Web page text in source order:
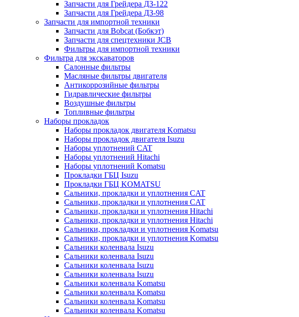
Запчасти для Грейдера ДЗ-122
Запчасти для Грейдера ДЗ-98
Запчасти для импортной техники
Запчасти для Bobcat (Бобкэт)
Запчасти для спецтехники JCB
Фильтры для импортной техники
Фильтра для экскаваторов
Салонные фильтры
Масляные фильтры двигателя
Антикоррозийные фильтры
Гидравлические фильтры
Воздушные фильтры
Топливные фильтры
Наборы прокладок
Наборы прокладок двигателя Komatsu
Наборы прокладок двигателя Isuzu
Наборы уплотнений CAT
Наборы уплотнений Hitachi
Наборы уплотнений Komatsu
Прокладки ГБЦ Isuzu
Прокладки ГБЦ KOMATSU
Сальники, прокладки и уплотнения CAT
Сальники, прокладки и уплотнения CAT
Сальники, прокладки и уплотнения Hitachi
Сальники, прокладки и уплотнения Hitachi
Сальники, прокладки и уплотнения Komatsu
Сальники, прокладки и уплотнения Komatsu
Сальники коленвала Isuzu
Сальники коленвала Isuzu
Сальники коленвала Isuzu
Сальники коленвала Isuzu
Сальники коленвала Komatsu
Сальники коленвала Komatsu
Сальники коленвала Komatsu
Сальники коленвала Komatsu